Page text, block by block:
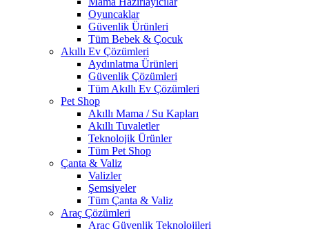
Oyuncaklar
Güvenlik Ürünleri
Tüm Bebek & Çocuk
Akıllı Ev Çözümleri
Aydınlatma Ürünleri
Güvenlik Çözümleri
Tüm Akıllı Ev Çözümleri
Pet Shop
Akıllı Mama / Su Kapları
Akıllı Tuvaletler
Teknolojik Ürünler
Tüm Pet Shop
Çanta & Valiz
Valizler
Şemsiyeler
Tüm Çanta & Valiz
Araç Çözümleri
Araç Güvenlik Teknolojileri